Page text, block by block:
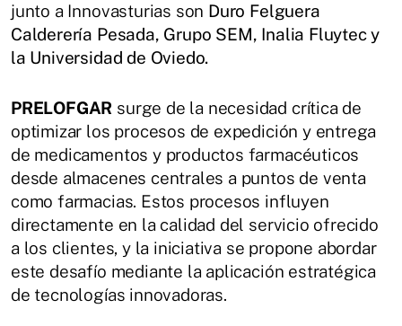
junto a Innovasturias son Duro Felguera
Calderería Pesada, Grupo SEM, Inalia Fluytec y
la Universidad de Oviedo.
PRELOFGAR surge de la necesidad crítica de
optimizar los procesos de expedición y entrega
de medicamentos y productos farmacéuticos
desde almacenes centrales a puntos de venta
como farmacias. Estos procesos influyen
directamente en la calidad del servicio ofrecido
a los clientes, y la iniciativa se propone abordar
este desafío mediante la aplicación estratégica
de tecnologías innovadoras.